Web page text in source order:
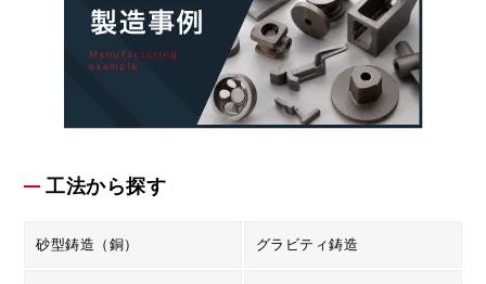
工法から探す
砂型鋳造（銅） グラビティ鋳造